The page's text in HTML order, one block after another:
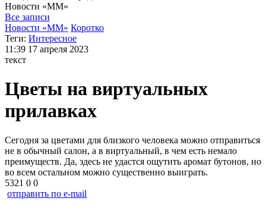
Новости «ММ»
Все записи
Новости «ММ» Коротко
Теги: Интересное
11:39 17 апреля 2023
текст
Цветы на виртуальных
прилавках
Сегодня за цветами для близкого человека можно отправиться
не в обычный салон, а в виртуальный, в чем есть немало
преимуществ. Да, здесь не удастся ощутить аромат бутонов, но
во всем остальном можно существенно выиграть.
5321 0 0
отправить по e-mail